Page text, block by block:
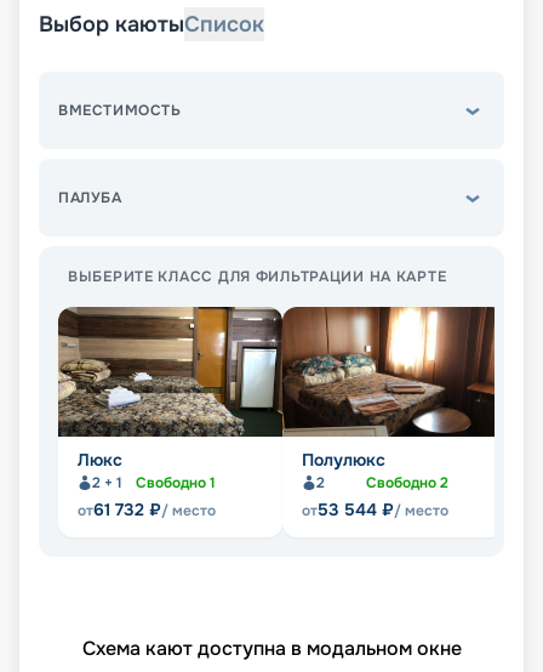
Выбор каютыСписок
ВМЕСТИМОСТЬ
ПАЛУБА
ВЫБЕРИТЕ КЛАСС ДЛЯ ФИЛЬТРАЦИИ НА КАРТЕ
Люкс
2 + 1 Свободно1
от61 732 ₽/ место
Полулюкс
2 Свободно2
от53 544 ₽/ место
Схема кают доступна в модальном окне